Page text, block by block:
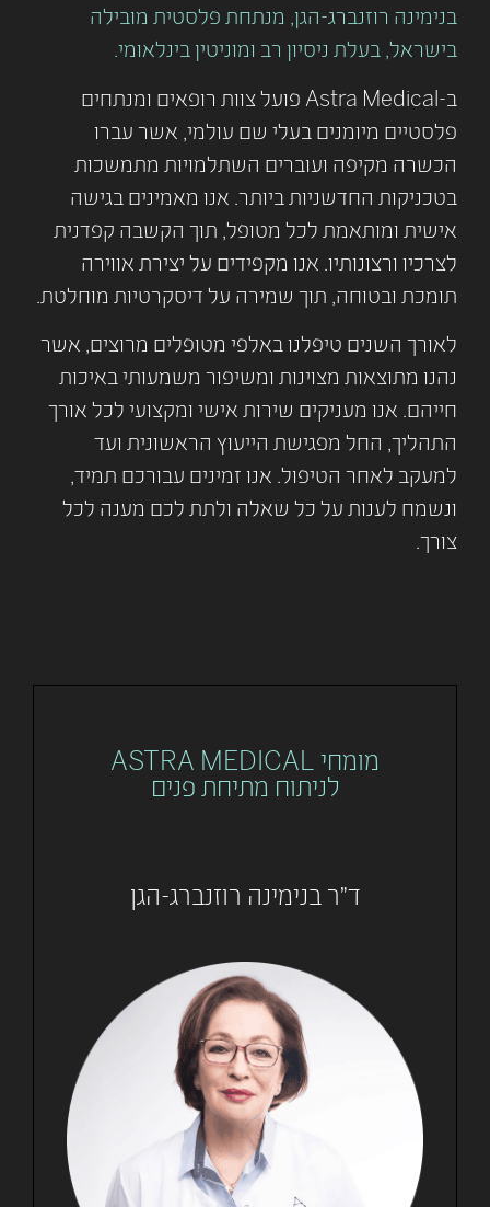
בנימינה רוזנברג-הגן, מנתחת פלסטית מובילה
בישראל, בעלת ניסיון רב ומוניטין בינלאומי.
ב-Astra Medical פועל צוות רופאים ומנתחים
פלסטיים מיומנים בעלי שם עולמי, אשר עברו
הכשרה מקיפה ועוברים השתלמויות מתמשכות
בטכניקות החדשניות ביותר. אנו מאמינים בגישה
אישית ומותאמת לכל מטופל, תוך הקשבה קפדנית
לצרכיו ורצונותיו. אנו מקפידים על יצירת אווירה
תומכת ובטוחה, תוך שמירה על דיסקרטיות מוחלטת.
לאורך השנים טיפלנו באלפי מטופלים מרוצים, אשר
נהנו מתוצאות מצוינות ומשיפור משמעותי באיכות
חייהם. אנו מעניקים שירות אישי ומקצועי לכל אורך
התהליך, החל מפגישת הייעוץ הראשונית ועד
למעקב לאחר הטיפול. אנו זמינים עבורכם תמיד,
ונשמח לענות על כל שאלה ולתת לכם מענה לכל
צורך.
מומחי ASTRA MEDICAL
לניתוח מתיחת פנים
ד"ר בנימינה רוזנברג-הגן